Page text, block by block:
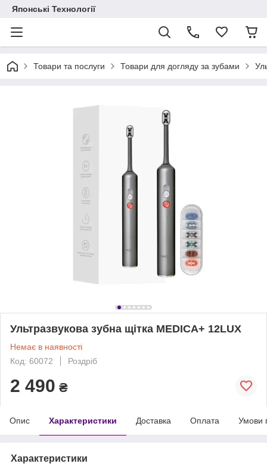
Японські Технології
Товари та послуги Товари для догляду за зубами
Ультразвукова зубна щітка MEDICA+ 12LUX
Немає в наявності
Код: 60072
Роздріб
2 490 ₴
Опис Характеристики Доставка Оплата Умови
Характеристики